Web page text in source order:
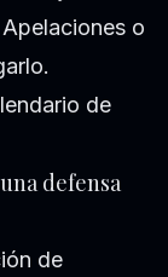
o
de
defensa
de